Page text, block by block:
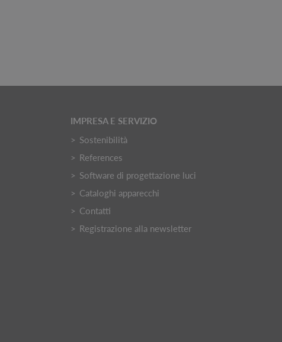
IMPRESA E SERVIZIO
Sostenibilità
References
Software di progettazione luci
Cataloghi apparecchi
Contatti
Registrazione alla newsletter